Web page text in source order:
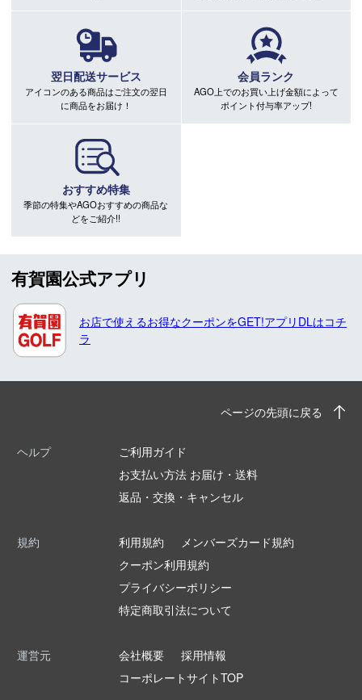
翌日配送サービス
アイコンのある商品はご注文の翌日
に商品をお届け！
会員ランク
AGO上でのお買い上げ金額によって
ポイント付与率アップ!
おすすめ特集
季節の特集やAGOおすすめの商品な
どをご紹介!!
有賀園公式アプリ
お店で使えるお得なクーポンをGET!アプリDLはコチ
ラ
ページの先頭に戻る
ヘルプ
ご利用ガイド
お支払い方法 お届け・送料
返品・交換・キャンセル
規約 利用規約
メンバーズカード規約
クーポン利用規約
プライバシーポリシー
特定商取引法について
運営元 会社概要
採用情報
コーポレートサイトTOP